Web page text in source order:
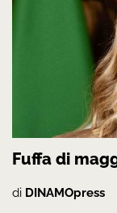
Fuffa di
di DINAMOpress